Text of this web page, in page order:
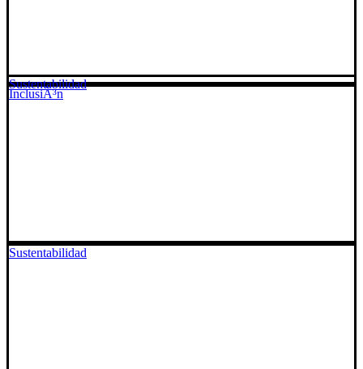
InclusiÃ³n
Sustentabilidad
Sustentabilidad